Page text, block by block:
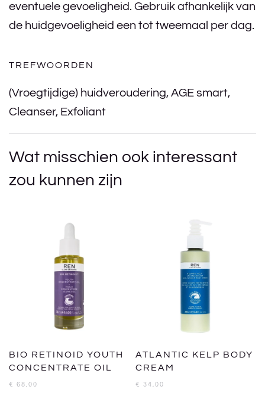
eventuele gevoeligheid. Gebruik afhankelijk van
de huidgevoeligheid een tot tweemaal per dag.
TREFWOORDEN
(Vroegtijdige) huidveroudering, AGE smart,
Cleanser, Exfoliant
Wat misschien ook interessant
zou kunnen zijn
BIO RETINOID YOUTH
CONCENTRATE OIL
€ 68,00
ATLANTIC KELP BODY
CREAM
€ 34,00